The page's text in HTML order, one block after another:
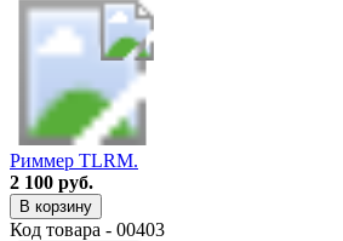
Риммер TLRM.
2 100 руб.
В корзину
Код товара - 00403